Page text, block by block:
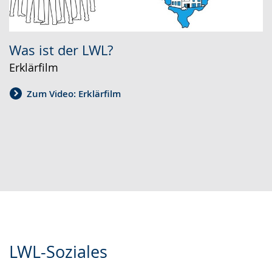
Was ist der LWL?
Erklärfilm
Zum Video: Erklärfilm
LWL-Soziales